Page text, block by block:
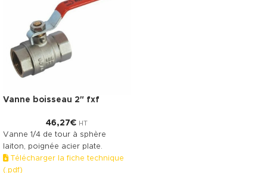
Vanne boisseau 2″ fxf
46,27€ HT
Vanne 1/4 de tour à sphère
laiton, poignée acier plate.
Télécharger la fiche technique
(.pdf)